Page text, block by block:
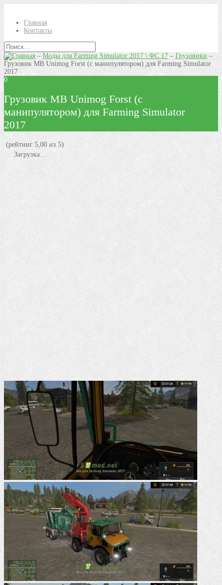
Главная
Контакты
–Моды для Farming Simulator 2017 \ ФС 17– Грузовики –
Грузовик MB Unimog Forst (с манипулятором) для Farming Simulator
2017
0
Грузовик MB Unimog Forst (с
манипулятором) для Farming Simulator
2017
(рейтинг 5,00 из 5)
Загрузка...